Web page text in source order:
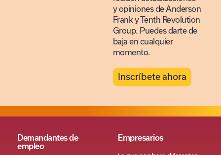
y opiniones de Anderson
Frank y Tenth Revolution
Group. Puedes darte de
baja en cualquier
momento.
Inscríbete ahora
Demandantes de
empleo
Empresarios